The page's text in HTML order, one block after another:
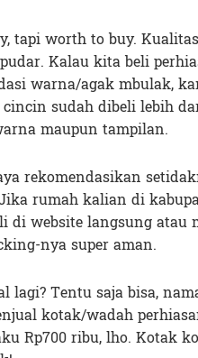
tapi worth to buy.
Kalau kita beli
warna/agak mbulak,
sudah dibeli lebih
maupun tampilan.
rekomendasikan
rumah kalian di
di website langsung atau
nya super aman.
lagi? Tentu saja bisa,
kotak/wadah
Rp700 ribu, lho. Kotak